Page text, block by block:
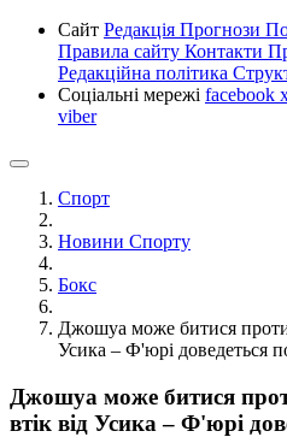
Сайт Редакція Прогнози
Правила сайту Контакти
Редакційна політика
Соціальні мережі facebook
viber
Спорт
Новини Спорту
Бокс
Джошуа може битися проти
Усика – Ф'юрі доведеться
Джошуа може битися
втік від Усика – Ф'юрі